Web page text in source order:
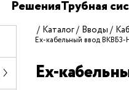
РешенияТрубная
Каталог Вводы
Ех-кабельный ввод
Ех-